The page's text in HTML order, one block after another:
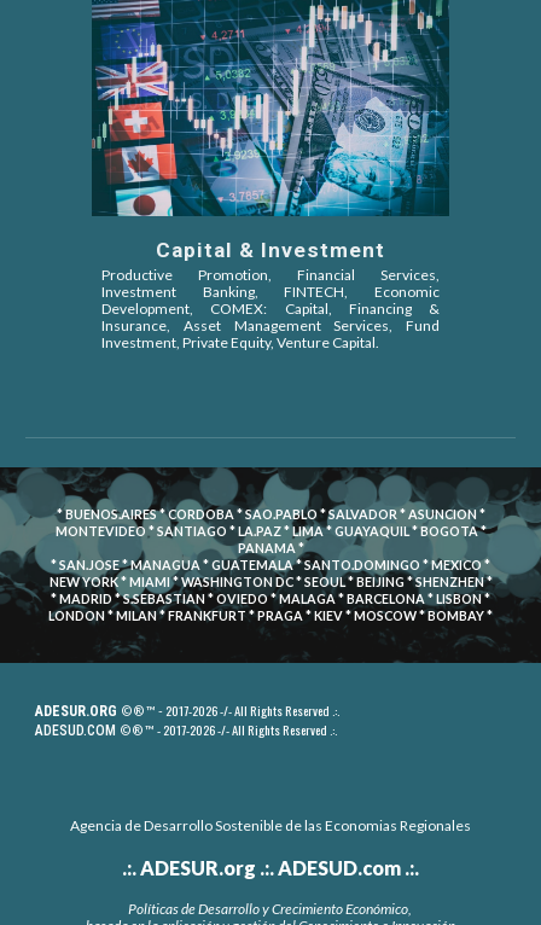
Capital & Investment
Productive Promotion, Financial Services,
Investment Banking, FINTECH, Economic
Development, COMEX: Capital, Financing &
Insurance, Asset Management Services, Fund
Investment, Private Equity, Venture Capital
* BUENOS.AIRES * CORDOBA * SAO.PABLO * SALVADOR * ASUNCION *
MONTEVIDEO * SANTIAGO * LA.PAZ * LIMA * GUAYAQUIL * BOGOTA *
PANAMA *
* SAN.JOSE * MANAGUA * GUATEMALA * SANTO.DOMINGO * MEXICO *
NEW YORK * MIAMI * WASHINGTON DC * SEOUL * BEIJING * SHENZHEN *
* MADRID * S.SEBASTIAN * OVIEDO * MALAGA * BARCELONA * LISBON *
LONDON * MILAN * FRANKFURT * PRAGA * KIEV * MOSCOW * BOMBAY *
ADESUR.ORG © ® ™ - 2017-2026 -/- All Rights Reserved .:.
ADESUD.COM © ® ™- 2017-2026-/- All Rights Reserved .:.
Agencia de Desarrollo Sostenible de las Economias Regionales
.:.ADESUR.org .:.ADESUD.com .:.
Políticas de Desarrollo y Crecimiento Económico,